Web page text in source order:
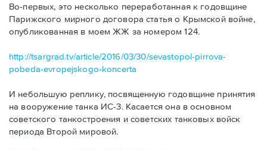
Во-первых, это несколько переработанная к годовщине
Парижского мирного договора статья о Крымской войне,
опубликованная в моем ЖЖ за номером 124.
http://tsargrad.tv/article/2016/03/30/sevastopol-pirrova-
pobeda-evropejskogo-koncerta
И небольшую реплику, посвященную годовщине принятия
на вооружение танка ИС-3. Касается она в основном
советского танкостроения и советских танковых войск
периода Второй мировой.